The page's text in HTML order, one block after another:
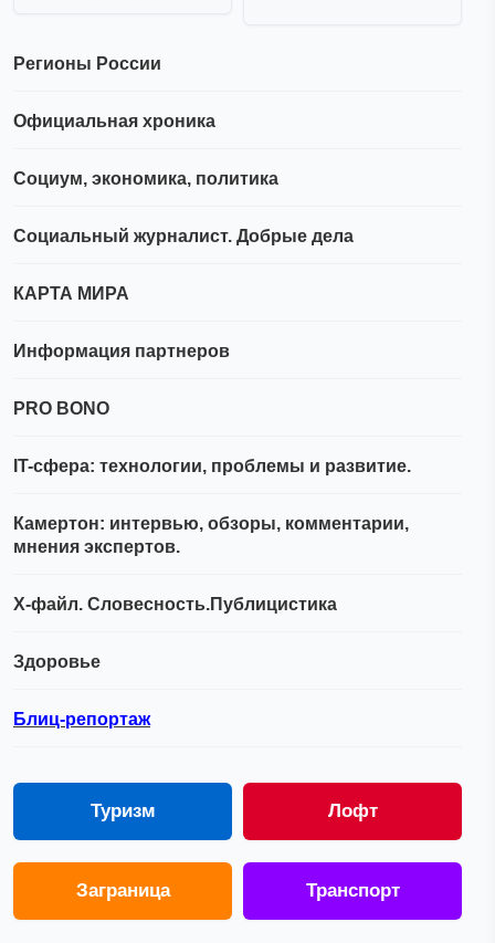
Регионы России
Официальная хроника
Социум, экономика, политика
Социальный журналист. Добрые дела
КАРТА МИРА
Информация партнеров
PRO BONO
IT-сфера: технологии, проблемы и развитие.
Камертон: интервью, обзоры, комментарии,
мнения экспертов.
Х-файл. Словесность.Публицистика
Здоровье
Блиц-репортаж
Туризм Лофт
Заграница Транспорт